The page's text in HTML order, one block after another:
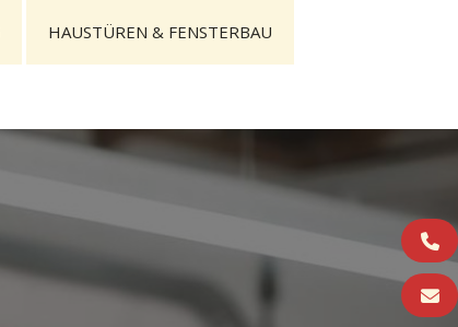
HAUSTÜREN & FENSTERBAU
E-